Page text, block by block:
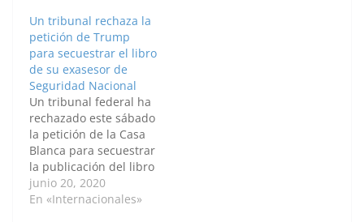
uno de los aliados más
próximos del
presidente, según ha
informado la Casa
Blanca en un
comunicado. "Roger
Stone es una víctima
del fraude de Rusia
que…
Un tribunal rechaza la
petición de Trump
para secuestrar el libro
de su exasesor de
Seguridad Nacional
Un tribunal federal ha
rechazado este sábado
la petición de la Casa
Blanca para secuestrar
la publicación del libro
del exasesor de
Seguridad Nacional
junio 20, 2020
En «Internacionales»